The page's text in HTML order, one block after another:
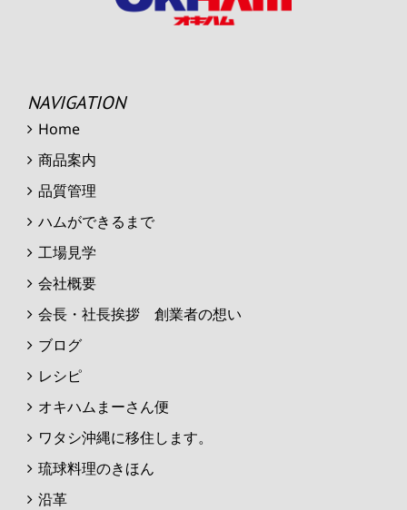
NAVIGATION
Home
商品案内
品質管理
ハムができるまで
工場見学
会社概要
会長・社長挨拶 創業者の想い
ブログ
レシピ
オキハムまーさん便
ワタシ沖縄に移住します。
琉球料理のきほん
沿革